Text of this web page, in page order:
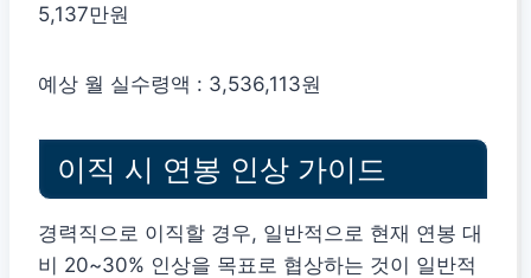
5,137만원
예상 월 실수령액 : 3,536,113원
이직 시 연봉 인상 가이드
경력직으로 이직할 경우, 일반적으로 현재 연봉 대
비 20~30% 인상을 목표로 협상하는 것이 일반적